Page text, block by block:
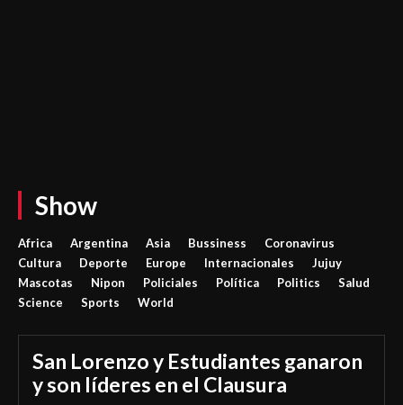
Show
Africa Argentina Asia Bussiness
Coronavirus
Cultura
Deporte Europe Internacionales
Jujuy
Mascotas
Nipon Policiales Política Politics
Salud
Science
Sports World
San Lorenzo y Estudiantes ganaron
y son líderes en el Clausura